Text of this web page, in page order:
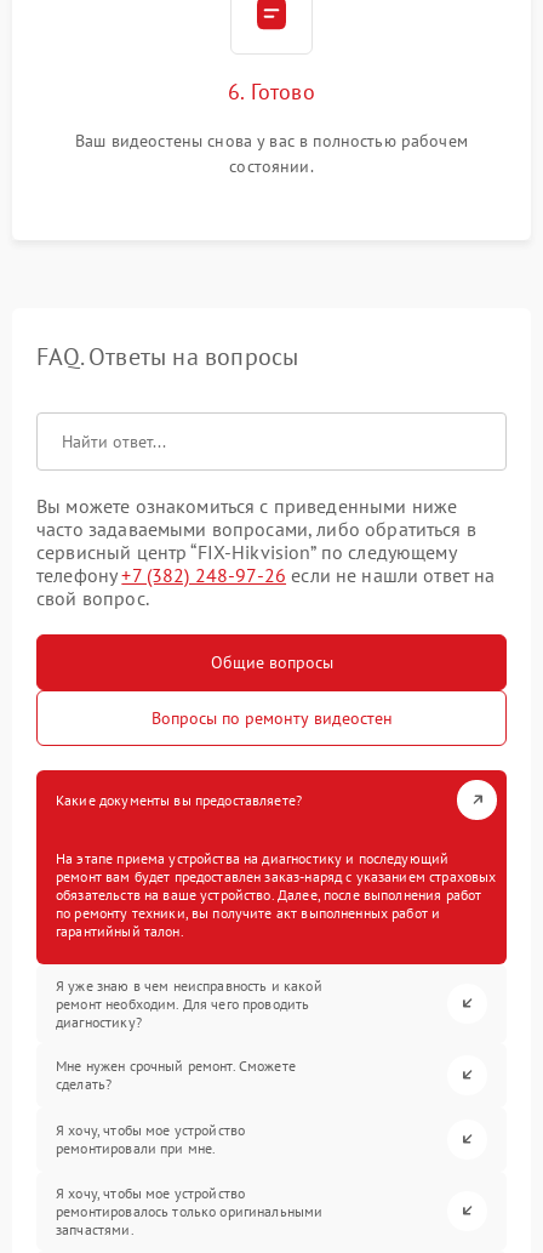
6. Готово
Ваш видеостены снова у вас в полностью рабочем
состоянии.
FAQ. Ответы на вопросы
Вы можете ознакомиться с приведенными ниже
часто задаваемыми вопросами, либо обратиться в
сервисный центр “FIX-Hikvision” по следующему
телефону+7 (382) 248-97-26 если не нашли ответ на
свой вопрос.
Общие вопросы
Вопросы по ремонту видеостен
Какие документы вы предоставляете?
На этапе приема устройства на диагностику и последующий
ремонт вам будет предоставлен заказ-наряд с указанием страховых
обязательств на ваше устройство. Далее, после выполнения работ
по ремонту техники, вы получите акт выполненных работ и
гарантийный талон.
Я уже знаю в чем неисправность и какой
ремонт необходим. Для чего проводить
диагностику?
Мне нужен срочный ремонт. Сможете
сделать?
Я хочу, чтобы мое устройство
ремонтировали при мне.
Я хочу, чтобы мое устройство
ремонтировалось только оригинальными
запчастями.